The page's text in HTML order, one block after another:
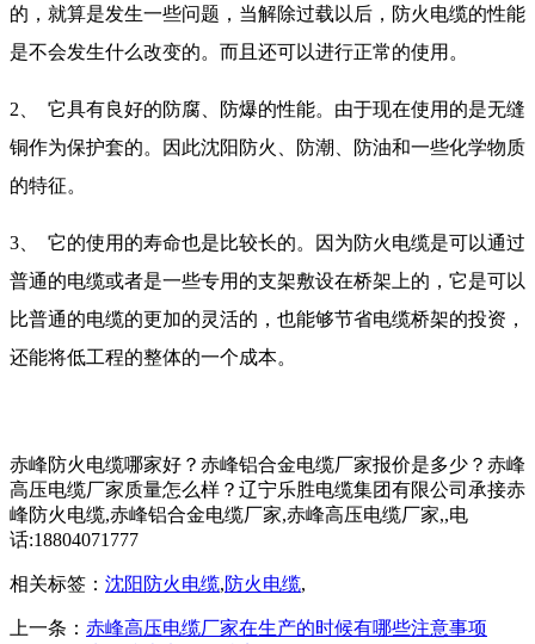
的，就算是发生一些问题，当解除过载以后，防火电缆的性能
是不会发生什么改变的。而且还可以进行正常的使用。
2、
它具有良好的防腐、防爆的性能。由于现在使用的是无缝
铜作为保护套的。因此沈阳防火、防潮、防油和一些化学物质
的特征。
3、
它的使用的寿命也是比较长的。因为防火电缆是可以通过
普通的电缆或者是一些专用的支架敷设在桥架上的，它是可以
比普通的电缆的更加的灵活的，也能够节省电缆桥架的投资，
还能将低工程的整体的一个成本。
赤峰防火电缆哪家好？赤峰铝合金电缆厂家报价是多少？赤峰
高压电缆厂家质量怎么样？辽宁乐胜电缆集团有限公司承接赤
峰防火电缆,赤峰铝合金电缆厂家,赤峰高压电缆厂家,,电
话:18804071777
相关标签： 沈阳防火电缆,防火电缆,
上一条： 赤峰高压电缆厂家在生产的时候有哪些注意事项